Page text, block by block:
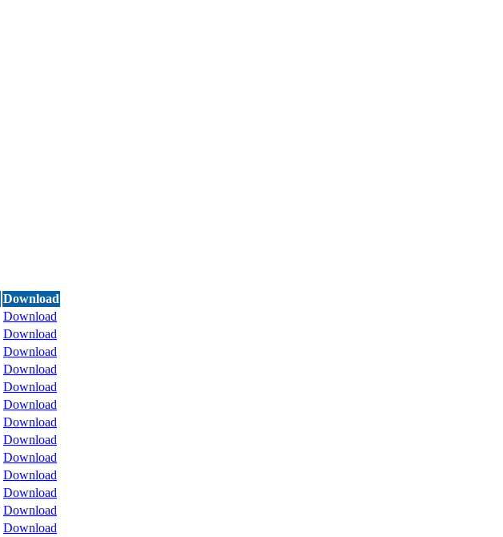
Download
Download
Download
Download
Download
Download
Download
Download
Download
Download
Download
Download
Download
Download